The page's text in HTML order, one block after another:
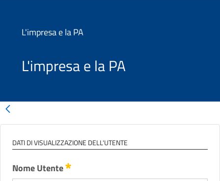
L'impresa e la PA
L'impresa e la PA
DATI DI VISUALIZZAZIONE DELL'UTENTE
Nome Utente Obbligatorio